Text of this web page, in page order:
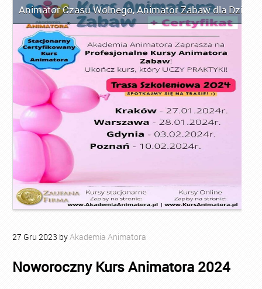
Animator Czasu Wolnego,Animator Zabaw dla Dzieci
27 Gru 2023 byAkademia Animatora
Noworoczny Kurs Animatora 2024